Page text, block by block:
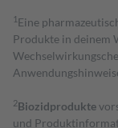
1 Eine
Produkte in deinem
2Biozidprodukte
und